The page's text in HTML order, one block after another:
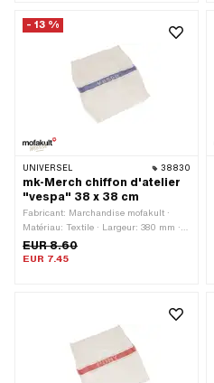
- 13 %
UNIVERSEL 38830
mk-Merch chiffon d'atelier
"vespa" 38 x 38 cm
Fabricant: Marchandise mofakult ·
Matériau: Textile · Largeur: 380 mm ·
Hauteur: 380 mm · Champ
d'application: Accessoires d'atelier
EUR 8.60
EUR 7.45